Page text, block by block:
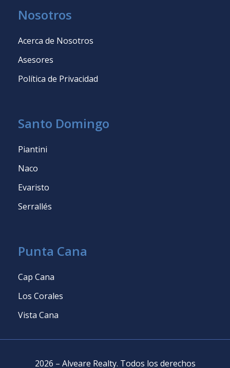
Nosotros
Acerca de Nosotros
Asesores
Política de Privacidad
Santo Domingo
Piantini
Naco
Evaristo
Serrallés
Punta Cana
Cap Cana
Los Corales
Vista Cana
2026 – Alveare Realty. Todos los derechos